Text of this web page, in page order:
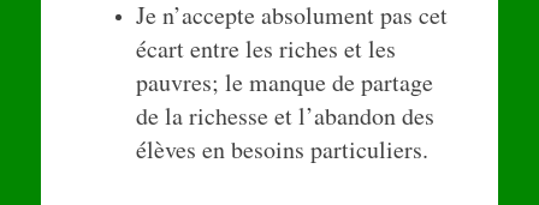
Je n’accepte absolument pas cet
écart entre les riches et les
pauvres; le manque de partage
de la richesse et l’abandon des
élèves en besoins particuliers.